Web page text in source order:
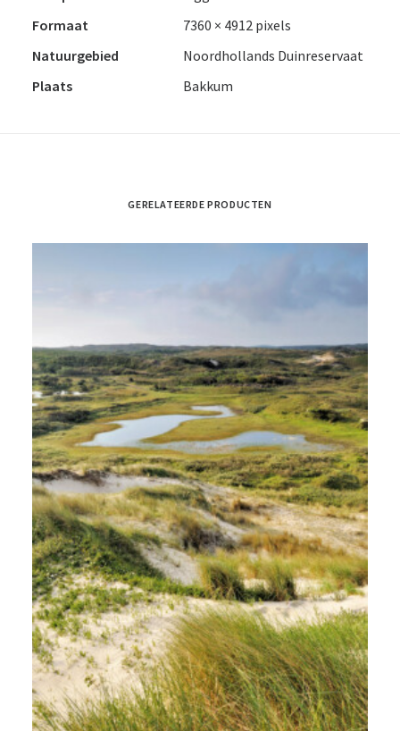
Formaat
7360 × 4912 pixels
Natuurgebied
Noordhollands Duinreservaat
Plaats
Bakkum
GERELATEERDE PRODUCTEN